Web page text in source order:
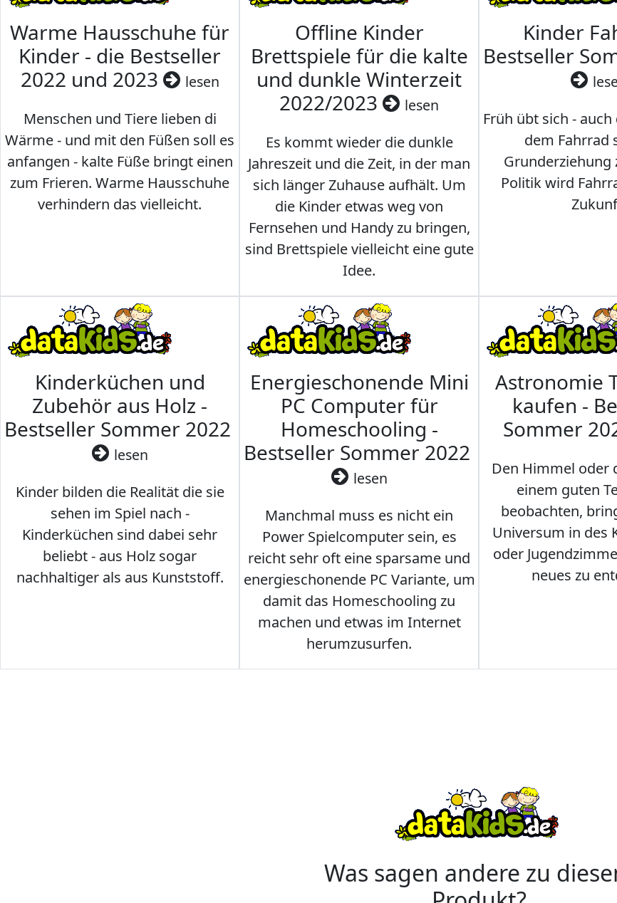
Warme Hausschuhe für
Kinder - die Bestseller
2022 und 2023
lesen
Menschen und Tiere lieben di
Wärme - und mit den Füßen soll es
anfangen - kalte Füße bringt einen
zum Frieren. Warme Hausschuhe
verhindern das vielleicht.
Offline Kinder
Brettspiele für die kalte
und dunkle Winterzeit
2022/2023
lesen
Es kommt wieder die dunkle
Jahreszeit und die Zeit, in der man
sich länger Zuhause aufhält. Um
die Kinder etwas weg von
Fernsehen und Handy zu bringen,
sind Brettspiele vielleicht eine gute
Idee.
Kinder
Bestseller
Früh übt sich -
dem Fahrrad
Grunderziehung
Politik wird
Kinderküchen und
Zubehör aus Holz -
Bestseller Sommer 2022
lesen
Kinder bilden die Realität die sie
sehen im Spiel nach -
Kinderküchen sind dabei sehr
beliebt - aus Holz sogar
nachhaltiger als aus Kunststoff.
Energieschonende Mini
PC Computer für
Homeschooling -
Bestseller Sommer 2022
lesen
Manchmal muss es nicht ein
Power Spielcomputer sein, es
reicht sehr oft eine sparsame und
energieschonende PC Variante, um
damit das Homeschooling zu
machen und etwas im Internet
herumzusurfen.
Astronomie
kaufen -
Sommer
Den Himmel oder
einem guten
beobachten,
Universum in des
oder
neues zu
Was sagen andere zu